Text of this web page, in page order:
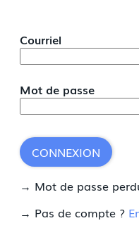
Courriel
Mot de passe
CONNEXION
→ Mot de passe
→ Pas de compte ?